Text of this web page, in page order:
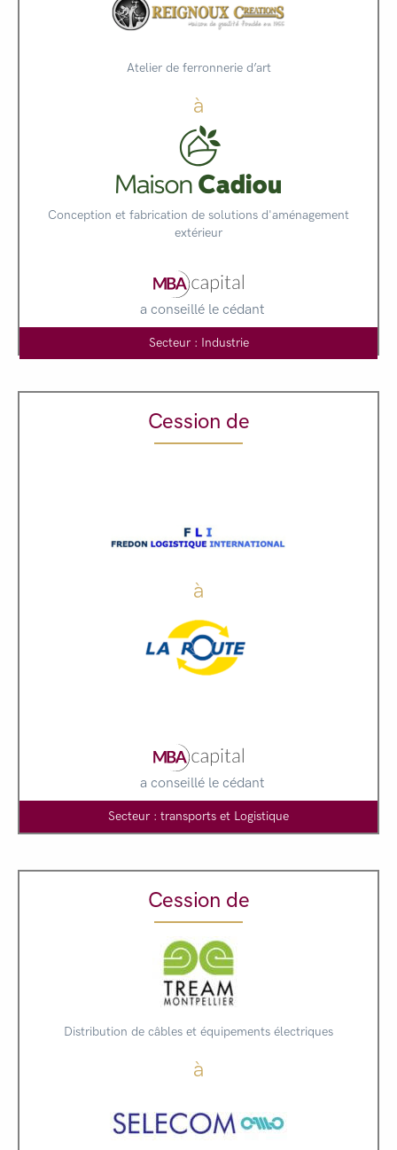
Atelier de ferronnerie d’art
à
Conception et fabrication de solutions d'aménagement
extérieur
a conseillé le cédant
Secteur : Industrie
Cession de
à
a conseillé le cédant
Secteur : transports et Logistique
Cession de
Distribution de câbles et équipements électriques
à